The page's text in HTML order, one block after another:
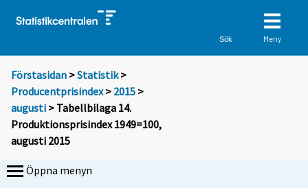
Sök Meny
Förstasidan >Statistik >
Producentprisindex> 2015 >
augusti > Tabellbilaga 14.
Produktionsprisindex 1949=100,
augusti 2015
Öppna menyn